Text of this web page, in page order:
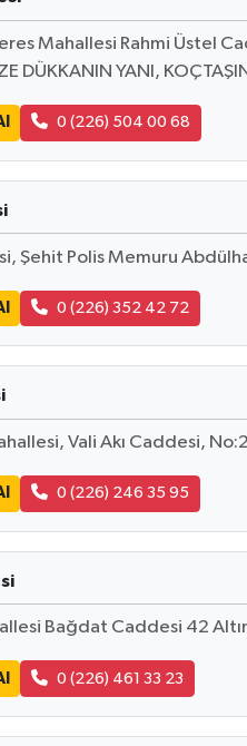
Mahallesi Rahmi Üstel
DÜKKANIN YANI,
0 (226) 504 00 68
Şehit Polis Memuru
0 (226) 352 42 72
Vali Akı Caddesi, No:2
0 (226) 246 35 95
Bağdat Caddesi 42
0 (226) 461 33 23